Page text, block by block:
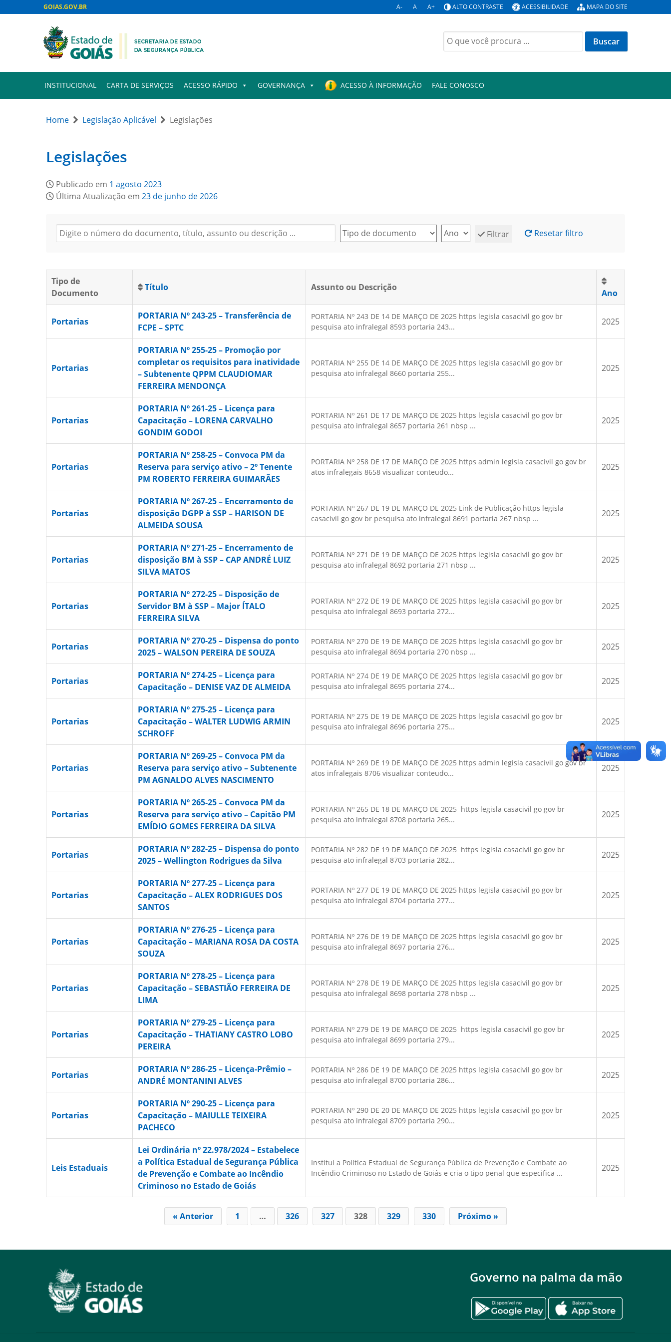
GOIAS.GOV.BR A- A A+ ALTO CONTRASTE ACESSIBILIDADE MAPA DO SITE
Buscar
por:
INSTITUCIONAL CARTA DE SERVIÇOS ACESSO RÁPIDO GOVERNANÇA ACESSO À INFORMAÇÃO FALE CONOSCO
Home Legislação Aplicável Legislações
Legislações
Publicado em 1 agosto 2023
Última Atualização em 23 de junho de 2026
Filtrar Resetar filtro
Tipo de
Documento
Título Assunto ou Descrição
Ano
Portarias
PORTARIA Nº 243-25 – Transferência de
FCPE – SPTC
PORTARIA Nº 243 DE 14 DE MARÇO DE 2025 https legisla casacivil go gov br
pesquisa ato infralegal 8593 portaria 243...
2025
Portarias
PORTARIA Nº 255-25 – Promoção por
completar os requisitos para inatividade
– Subtenente QPPM CLAUDIOMAR
FERREIRA MENDONÇA
PORTARIA Nº 255 DE 14 DE MARÇO DE 2025 https legisla casacivil go gov br
pesquisa ato infralegal 8660 portaria 255...
2025
Portarias
PORTARIA Nº 261-25 – Licença para
Capacitação – LORENA CARVALHO
GONDIM GODOI
PORTARIA Nº 261 DE 17 DE MARÇO DE 2025 https legisla casacivil go gov br
pesquisa ato infralegal 8657 portaria 261 nbsp ...
2025
Portarias
PORTARIA Nº 258-25 – Convoca PM da
Reserva para serviço ativo – 2º Tenente
PM ROBERTO FERREIRA GUIMARÃES
PORTARIA Nº 258 DE 17 DE MARÇO DE 2025 https admin legisla casacivil go gov br
atos infralegais 8658 visualizar conteudo...
2025
Portarias
PORTARIA Nº 267-25 – Encerramento de
disposição DGPP à SSP – HARISON DE
ALMEIDA SOUSA
PORTARIA Nº 267 DE 19 DE MARÇO DE 2025 Link de Publicação https legisla
casacivil go gov br pesquisa ato infralegal 8691 portaria 267 nbsp ...
2025
Portarias
PORTARIA Nº 271-25 – Encerramento de
disposição BM à SSP – CAP ANDRÉ LUIZ
SILVA MATOS
PORTARIA Nº 271 DE 19 DE MARÇO DE 2025 https legisla casacivil go gov br
pesquisa ato infralegal 8692 portaria 271 nbsp ...
2025
Portarias
PORTARIA Nº 272-25 – Disposição de
Servidor BM à SSP – Major ÍTALO
FERREIRA SILVA
PORTARIA Nº 272 DE 19 DE MARÇO DE 2025 https legisla casacivil go gov br
pesquisa ato infralegal 8693 portaria 272...
2025
Portarias
PORTARIA Nº 270-25 – Dispensa do ponto
2025 – WALSON PEREIRA DE SOUZA
PORTARIA Nº 270 DE 19 DE MARÇO DE 2025 https legisla casacivil go gov br
pesquisa ato infralegal 8694 portaria 270 nbsp ...
2025
Portarias
PORTARIA Nº 274-25 – Licença para
Capacitação – DENISE VAZ DE ALMEIDA
PORTARIA Nº 274 DE 19 DE MARÇO DE 2025 https legisla casacivil go gov br
pesquisa ato infralegal 8695 portaria 274...
2025
Portarias
PORTARIA Nº 275-25 – Licença para
Capacitação – WALTER LUDWIG ARMIN
SCHROFF
PORTARIA Nº 275 DE 19 DE MARÇO DE 2025 https legisla casacivil go gov br
pesquisa ato infralegal 8696 portaria 275...
2025
Portarias
PORTARIA Nº 269-25 – Convoca PM da
Reserva para serviço ativo – Subtenente
PM AGNALDO ALVES NASCIMENTO
PORTARIA Nº 269 DE 19 DE MARÇO DE 2025 https admin legisla casacivil go gov br
atos infralegais 8706 visualizar conteudo...
2025
Portarias
PORTARIA Nº 265-25 – Convoca PM da
Reserva para serviço ativo – Capitão PM
EMÍDIO GOMES FERREIRA DA SILVA
PORTARIA Nº 265 DE 18 DE MARÇO DE 2025 https legisla casacivil go gov br
pesquisa ato infralegal 8708 portaria 265...
2025
Portarias
PORTARIA Nº 282-25 – Dispensa do ponto
2025 – Wellington Rodrigues da Silva
PORTARIA Nº 282 DE 19 DE MARÇO DE 2025 https legisla casacivil go gov br
pesquisa ato infralegal 8703 portaria 282...
2025
Portarias
PORTARIA Nº 277-25 – Licença para
Capacitação – ALEX RODRIGUES DOS
SANTOS
PORTARIA Nº 277 DE 19 DE MARÇO DE 2025 https legisla casacivil go gov br
pesquisa ato infralegal 8704 portaria 277...
2025
Portarias
PORTARIA Nº 276-25 – Licença para
Capacitação – MARIANA ROSA DA COSTA
SOUZA
PORTARIA Nº 276 DE 19 DE MARÇO DE 2025 https legisla casacivil go gov br
pesquisa ato infralegal 8697 portaria 276...
2025
Portarias
PORTARIA Nº 278-25 – Licença para
Capacitação – SEBASTIÃO FERREIRA DE
LIMA
PORTARIA Nº 278 DE 19 DE MARÇO DE 2025 https legisla casacivil go gov br
pesquisa ato infralegal 8698 portaria 278 nbsp ...
2025
Portarias
PORTARIA Nº 279-25 – Licença para
Capacitação – THATIANY CASTRO LOBO
PEREIRA
PORTARIA Nº 279 DE 19 DE MARÇO DE 2025 https legisla casacivil go gov br
pesquisa ato infralegal 8699 portaria 279...
2025
Portarias
PORTARIA Nº 286-25 – Licença-Prêmio –
ANDRÉ MONTANINI ALVES
PORTARIA Nº 286 DE 19 DE MARÇO DE 2025 https legisla casacivil go gov br
pesquisa ato infralegal 8700 portaria 286...
2025
Portarias
PORTARIA Nº 290-25 – Licença para
Capacitação – MAIULLE TEIXEIRA
PACHECO
PORTARIA Nº 290 DE 20 DE MARÇO DE 2025 https legisla casacivil go gov br
pesquisa ato infralegal 8709 portaria 290...
2025
Leis Estaduais
Lei Ordinária nº 22.978/2024 – Estabelece
a Política Estadual de Segurança Pública
de Prevenção e Combate ao Incêndio
Criminoso no Estado de Goiás
Institui a Política Estadual de Segurança Pública de Prevenção e Combate ao
Incêndio Criminoso no Estado de Goiás e cria o tipo penal que especifica ...
2025
« Anterior 1 … 326 327 328 329 330 Próximo »
Governo na palma da mão